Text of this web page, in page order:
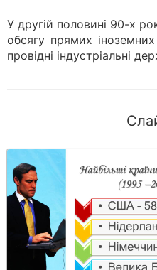
У другій половині 90-х
обсягу прямих
провідні індустріальні